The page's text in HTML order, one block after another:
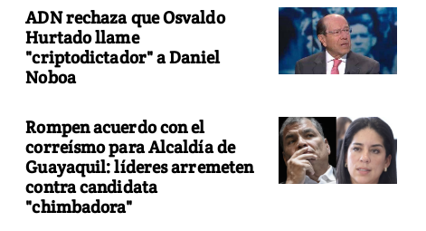
ADN rechaza que Osvaldo
Hurtado llame
"criptodictador" a Daniel
Noboa
Rompen acuerdo con el
correísmo para Alcaldía de
Guayaquil: líderes arremeten
contra candidata
"chimbadora"